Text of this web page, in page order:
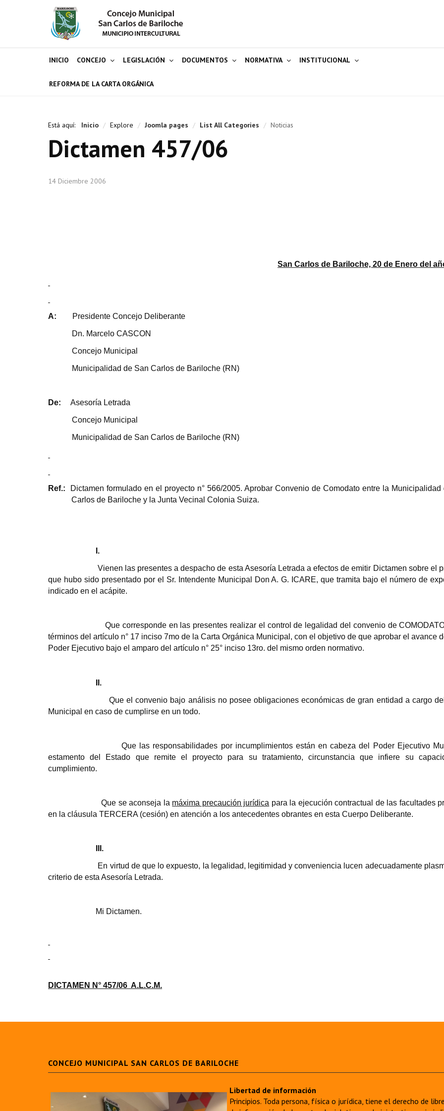
INICIO CONCEJO LEGISLACIÓN DOCUMENTOS NORMATIVA INSTITUCIONAL
REFORMA DE LA CARTA ORGÁNICA
Está aquí: Inicio / Explore / Joomla pages / List All Categories / Noticias
Dictamen 457/06
14 Diciembre 2006
San Carlos de Bariloche, 20 de Enero del
A: Presidente Concejo Deliberante
Dn. Marcelo CASCON
Concejo Municipal
Municipalidad de San Carlos de Bariloche (RN)
De: Asesoría Letrada
Concejo Municipal
Municipalidad de San Carlos de Bariloche (RN)
Ref.:
Dictamen formulado en el proyecto n° 566/2005. Aprobar Convenio de Comodato entre la Municipalidad
Carlos de Bariloche y la Junta Vecinal Colonia Suiza.
I.
Vienen las presentes a despacho de esta Asesoría Letrada a efectos de emitir Dictamen sobre el
que hubo sido presentado por el Sr. Intendente Municipal Don A. G. ICARE, que tramita bajo el número de
indicado en el acápite.
Que corresponde en las presentes realizar el control de legalidad del convenio de
términos del artículo n° 17 inciso 7mo de la Carta Orgánica Municipal, con el objetivo de que aprobar el avance
Poder Ejecutivo bajo el amparo del artículo n° 25° inciso 13ro. del mismo orden normativo.
II.
Que el convenio bajo análisis no posee obligaciones económicas de gran entidad a cargo
Municipal en caso de cumplirse en un todo.
Que las responsabilidades por incumplimientos están en cabeza del Poder Ejecutivo
estamento del Estado que remite el proyecto para su tratamiento, circunstancia que infiere su
cumplimiento.
Que se aconseja la máxima precaución jurídica para la ejecución contractual de las facultades
en la cláusula TERCERA (cesión) en atención a los antecedentes obrantes en esta Cuerpo Deliberante.
III.
En virtud de que lo expuesto, la legalidad, legitimidad y conveniencia lucen adecuadamente
criterio de esta Asesoría Letrada.
Mi Dictamen.
DICTAMEN N° 457/06 A.L.C.M.
CONCEJO MUNICIPAL SAN CARLOS DE BARILOCHE
Libertad de información
Principios. Toda persona, física o jurídica, tiene el derecho de